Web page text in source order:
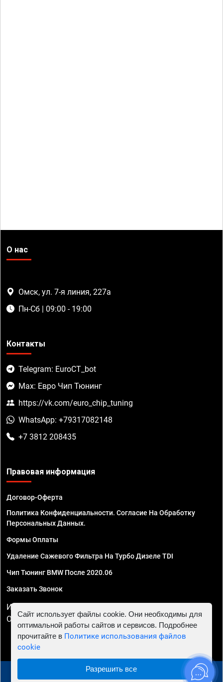
О нас
Омск, ул. 7-я линия, 227а
Пн-Сб | 09:00 - 19:00
Контакты
Telegram: EuroCT_bot
Max: Евро Чип Тюнинг
https://vk.com/euro_chip_tuning
WhatsApp: +79317082148
+7 3812 208435
Правовая информация
Договор-Оферта
Политика Конфиденциальности. Согласие На Обработку
Персональных Данных.
Формы Оплаты
Удаление Сажевого Фильтра На Турбо Дизеле TDI
Чип Тюнинг BMW После 2020.06
Заказать Звонок
ИП Смирнов Георгий Павлович. ИНН 781302555843,
ОГРНИП 324470400032610
© 2010 - 2026 Чип тюнинг в Омске - Автосервис "Евро
Сайт использует файлы cookie. Они необходимы для
оптимальной работы сайтов и сервисов. Подробнее
прочитайте в Политике использования файлов
cookie
Разрешить все